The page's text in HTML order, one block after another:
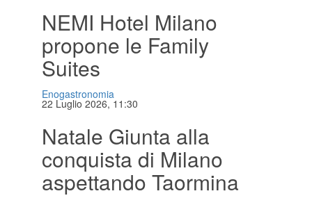
NEMI Hotel Milano
propone le Family
Suites
Enogastronomia
22 Luglio 2026, 11:30
Natale Giunta alla
conquista di Milano
aspettando Taormina